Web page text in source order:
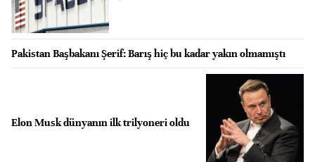
Pakistan Başbakanı Şerif: Barış hiç bu kadar yakın olmamıştı
Elon Musk dünyanın ilk trilyoneri oldu